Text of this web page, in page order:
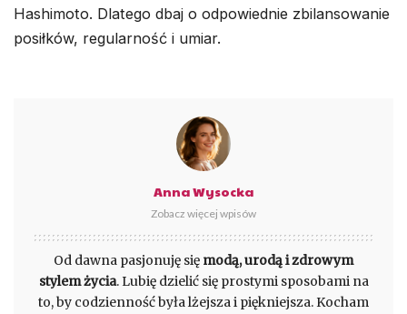
Hashimoto. Dlatego dbaj o odpowiednie zbilansowanie
posiłków, regularność i umiar.
Anna Wysocka
Zobacz więcej wpisów
Od dawna pasjonuję się modą, urodą i zdrowym
stylem życia. Lubię dzielić się prostymi sposobami na
to, by codzienność była lżejsza i piękniejsza. Kocham